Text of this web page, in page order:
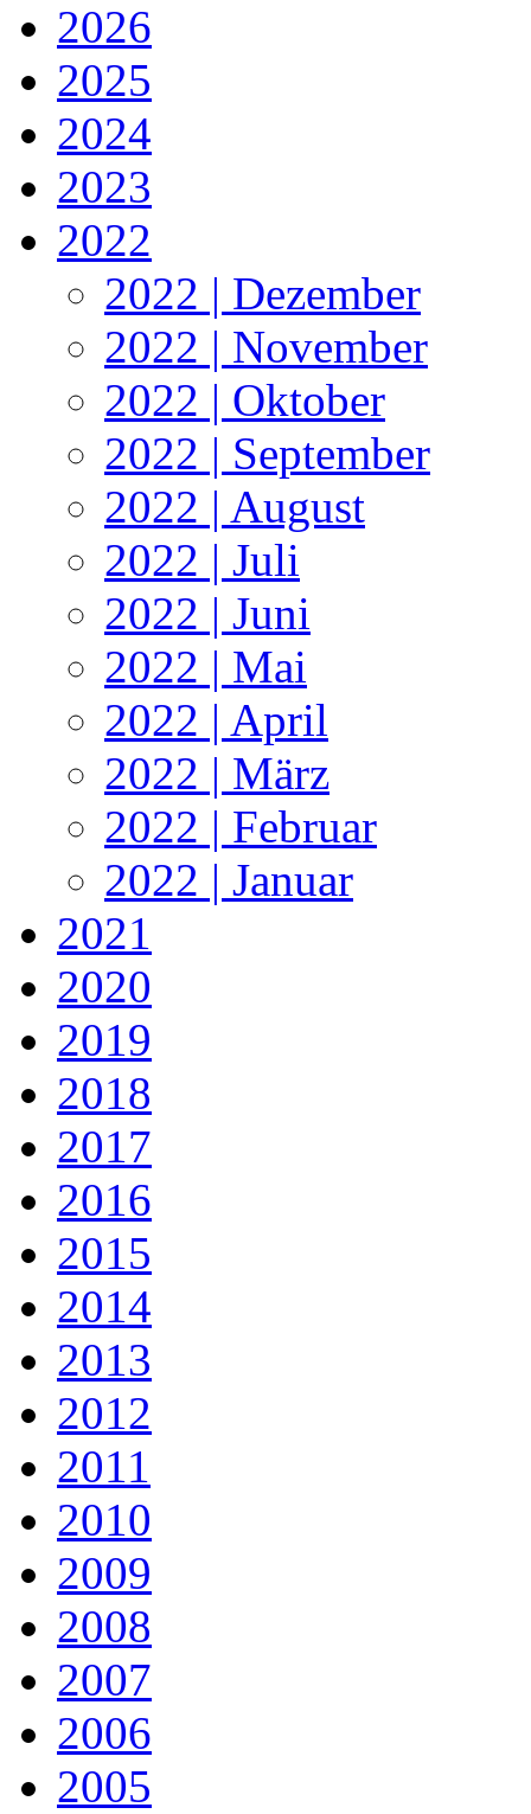
2026
2025
2024
2023
2022
2022 | Dezember
2022 | November
2022 | Oktober
2022 | September
2022 | August
2022 | Juli
2022 | Juni
2022 | Mai
2022 | April
2022 | März
2022 | Februar
2022 | Januar
2021
2020
2019
2018
2017
2016
2015
2014
2013
2012
2011
2010
2009
2008
2007
2006
2005